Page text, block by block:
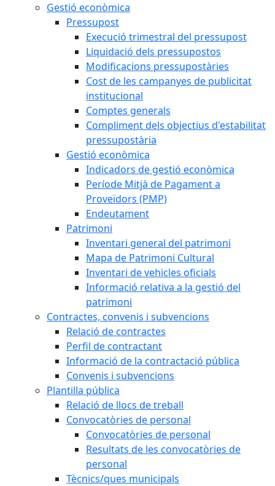
Gestió econòmica
Pressupost
Execució trimestral del pressupost
Liquidació dels pressupostos
Modificacions pressupostàries
Cost de les campanyes de publicitat
institucional
Comptes generals
Compliment dels objectius d'estabilitat
pressupostària
Gestió econòmica
Indicadors de gestió econòmica
Període Mitjà de Pagament a
Proveïdors (PMP)
Endeutament
Patrimoni
Inventari general del patrimoni
Mapa de Patrimoni Cultural
Inventari de vehicles oficials
Informació relativa a la gestió del
patrimoni
Contractes, convenis i subvencions
Relació de contractes
Perfil de contractant
Informació de la contractació pública
Convenis i subvencions
Plantilla pública
Relació de llocs de treball
Convocatòries de personal
Convocatòries de personal
Resultats de les convocatòries de
personal
Tècnics/ques municipals